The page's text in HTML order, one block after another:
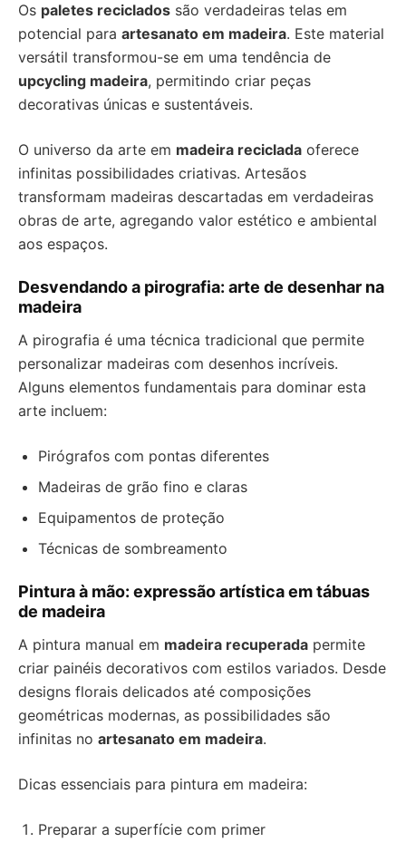
Os paletes reciclados são verdadeiras telas em
potencial para artesanato em madeira. Este material
versátil transformou-se em uma tendência de
upcycling madeira, permitindo criar peças
decorativas únicas e sustentáveis.
O universo da arte em madeira reciclada oferece
infinitas possibilidades criativas. Artesãos
transformam madeiras descartadas em verdadeiras
obras de arte, agregando valor estético e ambiental
aos espaços.
Desvendando a pirografia: arte de desenhar na
madeira
A pirografia é uma técnica tradicional que permite
personalizar madeiras com desenhos incríveis.
Alguns elementos fundamentais para dominar esta
arte incluem:
Pirógrafos com pontas diferentes
Madeiras de grão fino e claras
Equipamentos de proteção
Técnicas de sombreamento
Pintura à mão: expressão artística em tábuas
de madeira
A pintura manual em madeira recuperada permite
criar painéis decorativos com estilos variados. Desde
designs florais delicados até composições
geométricas modernas, as possibilidades são
infinitas no artesanato em madeira.
Dicas essenciais para pintura em madeira:
Preparar a superfície com primer